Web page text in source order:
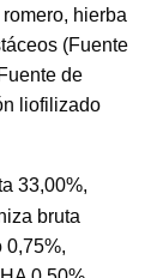
hierba
(Fuente
de
liofilizado
33,00%,
bruta
0,75%,